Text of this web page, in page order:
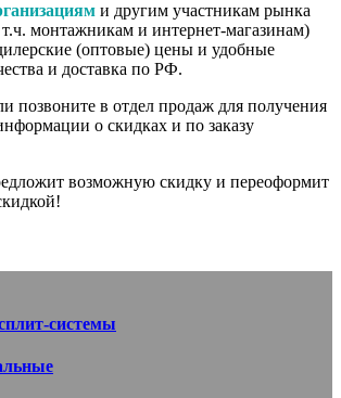
и другим участникам рынка
монтажникам и интернет-магазинам)
(оптовые) цены и удобные
и доставка по РФ.
позвоните в отдел продаж для получения
о скидках и по заказу
возможную скидку и переоформит
системы